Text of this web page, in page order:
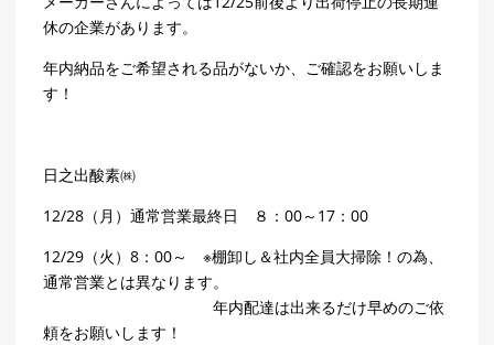
休の企業があります。
年内納品をご希望される品がないか、ご確認をお願いしま
す！
日之出酸素㈱
12/28（月）通常営業最終日 ８：00～17：00
12/29（火）8：00～ ※棚卸し＆社内全員大掃除！の為、
通常営業とは異なります。
年内配達は出来るだけ早めのご依
頼をお願いします！